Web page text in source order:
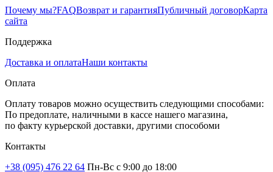
Почему мы?FAQВозврат и гарантияПубличный договорКарта
сайта
Поддержка
Доставка и оплатаНаши контакты
Оплата
Оплату товаров можно осуществить следующими способами:
По предоплате, наличными в кассе нашего магазина,
по факту курьерской доставки, другими способоми
Контакты
+38 (095) 476 22 64 Пн-Вс с 9:00 до 18:00